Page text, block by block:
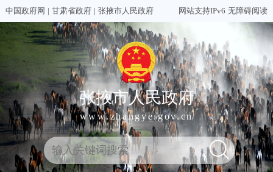
中国政府网 | 甘肃省政府 | 张掖市人民政府 网站支持IPv6 无障碍阅读
张掖市人民政府
www.zhangye.gov.cn